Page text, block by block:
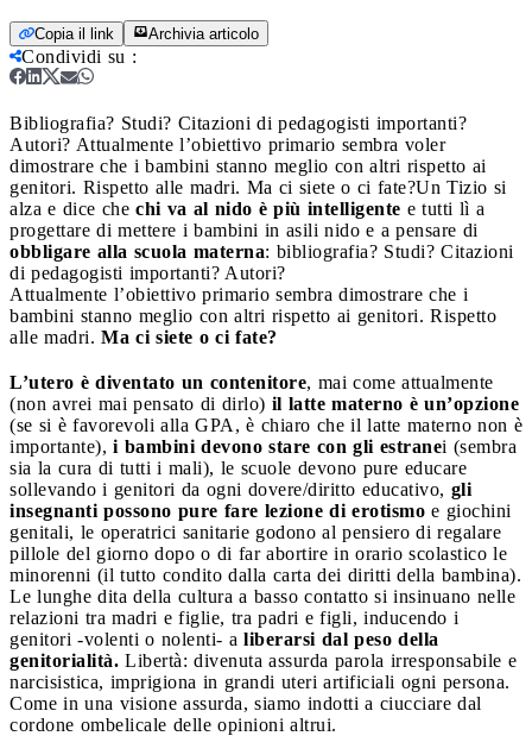
Copia il link Archivia articolo
Condividi su :
Bibliografia? Studi? Citazioni di pedagogisti importanti?
Autori? Attualmente l’obiettivo primario sembra voler
dimostrare che i bambini stanno meglio con altri rispetto ai
genitori. Rispetto alle madri. Ma ci siete o ci fate?Un Tizio si
alza e dice che chi va al nido è più intelligente e tutti lì a
progettare di mettere i bambini in asili nido e a pensare di
obbligare alla scuola materna: bibliografia? Studi? Citazioni
di pedagogisti importanti? Autori?
Attualmente l’obiettivo primario sembra dimostrare che i
bambini stanno meglio con altri rispetto ai genitori. Rispetto
alle madri. Ma ci siete o ci fate?
L’utero è diventato un contenitore, mai come attualmente
(non avrei mai pensato di dirlo) il latte materno è un’opzione
(se si è favorevoli alla GPA, è chiaro che il latte materno non è
importante), i bambini devono stare con gli estranei (sembra
sia la cura di tutti i mali), le scuole devono pure educare
sollevando i genitori da ogni dovere/diritto educativo, gli
insegnanti possono pure fare lezione di erotismo e giochini
genitali, le operatrici sanitarie godono al pensiero di regalare
pillole del giorno dopo o di far abortire in orario scolastico le
minorenni (il tutto condito dalla carta dei diritti della bambina).
Le lunghe dita della cultura a basso contatto si insinuano nelle
relazioni tra madri e figlie, tra padri e figli, inducendo i
genitori -volenti o nolenti- a liberarsi dal peso della
genitorialità. Libertà: divenuta assurda parola irresponsabile e
narcisistica, imprigiona in grandi uteri artificiali ogni persona.
Come in una visione assurda, siamo indotti a ciucciare dal
cordone ombelicale delle opinioni altrui.